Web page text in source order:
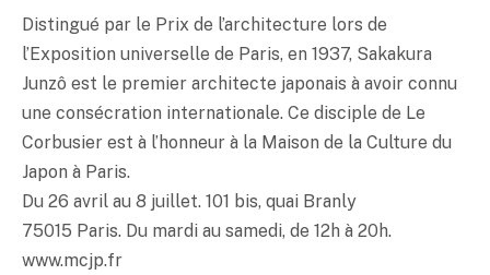
Distingué par le Prix de l’architecture lors de
l’Exposition universelle de Paris, en 1937, Sakakura
Junzô est le premier architecte japonais à avoir connu
une consécration internationale. Ce disciple de Le
Corbusier est à l’honneur à la Maison de la Culture du
Japon à Paris.
Du 26 avril au 8 juillet. 101 bis, quai Branly
75015 Paris. Du mardi au samedi, de 12h à 20h.
www.mcjp.fr